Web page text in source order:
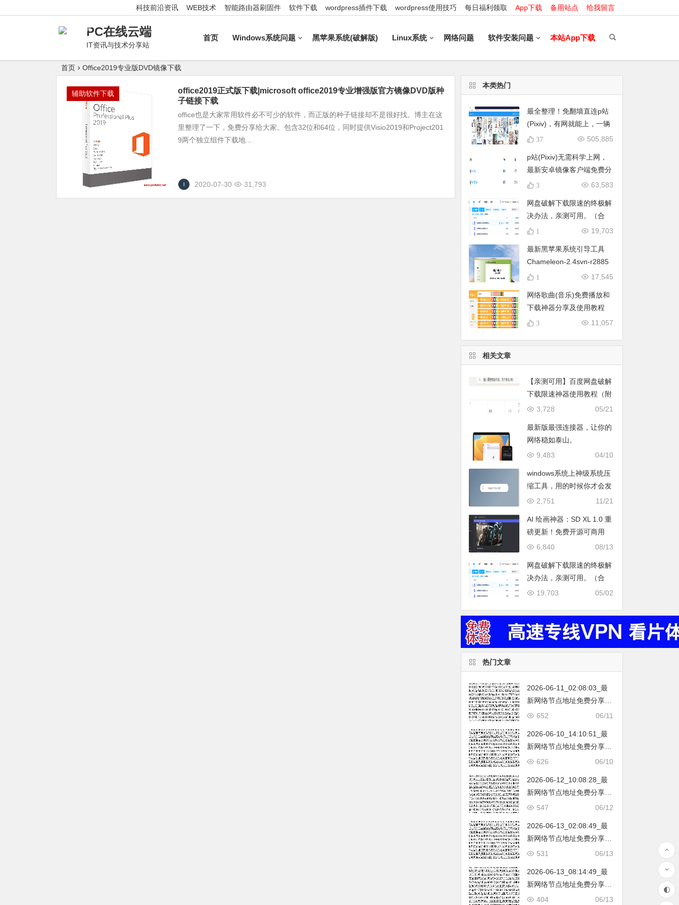
科技前沿资讯 WEB技术 智能路由器刷固件 软件下载 wordpress插件下载 wordpress使用技巧 每日福利领取 App下载 备用站点 给我留言
PC在线云端
IT资讯与技术分享站
首页 Windows系统问题 黑苹果系统(破解版) Linux系统 网络问题 软件安装问题 本站App下载
首页 Office2019专业版DVD镜像下载
辅助软件下载
office2019正式版下载|microsoft office2019专业增强版官方镜像DVD版种
子链接下载
office也是大家常用软件必不可少的软件，而正版的种子链接却不是很好找。博主在这
里整理了一下，免费分享给大家。包含32位和64位，同时提供Visio2019和Project201
9两个独立组件下载地...
2020-07-30 31,793
本类热门
最全整理！免翻墙直连p站
(Pixiv)，有网就能上，一辆
开往Pixiv的直通车！手机/
条龙 全平台直连Pixiv 批量
下载P站图片
505,885
37
p站(Pixiv)无需科学上网，
最新安卓镜像客户端免费分
享
63,583
3
网盘破解下载限速的终极解
决办法，亲测可用。（合
集）
19,703
1
最新黑苹果系统引导工具
Chameleon-2.4svn-r2885
变色龙Mac版本+Win版本免
17,545
1
网络歌曲(音乐)免费播放和
下载神器分享及使用教程
11,057
3
相关文章
【亲测可用】百度网盘破解
下载限速神器使用教程（附
带下载资源），简单快捷，
担心帐号安全问题。
05/21
3,728
最新版最强连接器，让你的
网络稳如泰山。
04/10
9,483
windows系统上神级系统压
缩工具，用的时候你才会发
现它牛的原因在哪里。11/21
2,751
AI 绘画神器：SD XL 1.0 重
磅更新！免费开源可商用
（附在线使用+本地部署教
08/13
6,840
网盘破解下载限速的终极解
决办法，亲测可用。（合
集）
05/02
19,703
热门文章
2026-06-11_02:08:03_最
新网络节点地址免费分享…
不定期更新…开放免费分享
韩国|新加坡|台湾|马来西亚|
…
06/11
652
2026-06-10_14:10:51_最
新网络节点地址免费分享…
不定期更新…开放免费分享
韩国|新加坡|台湾|马来西亚|
…
06/10
626
2026-06-12_10:08:28_最
新网络节点地址免费分享…
不定期更新…开放免费分享
韩国|新加坡|台湾|马来西亚|
…
06/12
547
2026-06-13_02:08:49_最
新网络节点地址免费分享…
不定期更新…开放免费分享
韩国|新加坡|台湾|马来西亚|
…
06/13
531
2026-06-13_08:14:49_最
新网络节点地址免费分享…
不定期更新…开放免费分享
06/13
404